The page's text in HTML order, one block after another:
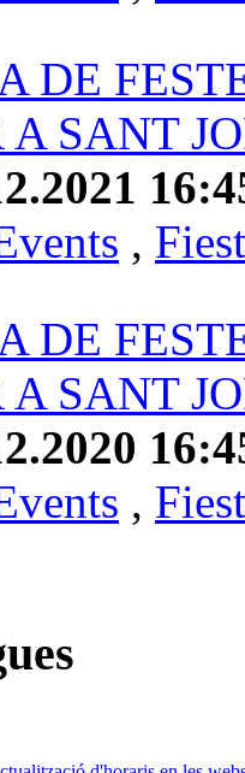
DE
A SANT
,
DE
A SANT
,